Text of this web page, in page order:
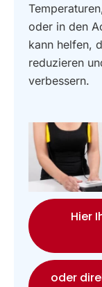
oder in den
kann helfen,
reduzieren
verbessern.
Hier
oder